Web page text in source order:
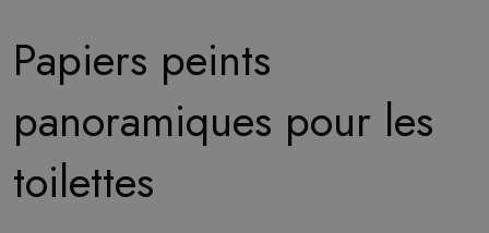
Papiers peints
panoramiques pour les
toilettes